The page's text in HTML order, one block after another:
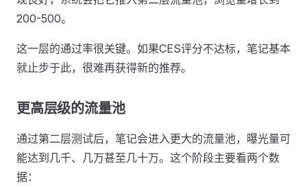
200-500。
这一层的通过率很关键。如果CES评分不达标，笔记基本
就止步于此，很难再获得新的推荐。
更高层级的流量池
通过第二层测试后，笔记会进入更大的流量池，曝光量可
能达到几千、几万甚至几十万。这个阶段主要看两个数
据：